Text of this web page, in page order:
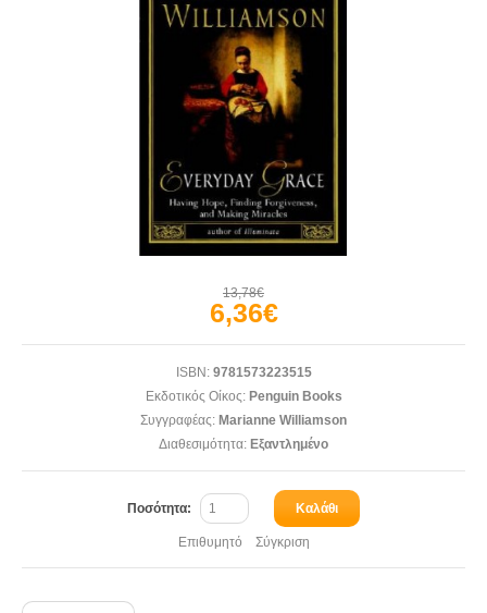
13,78€
6,36€
ISBN:9781573223515
Εκδοτικός Οίκος: Penguin Books
Συγγραφέας: Marianne Williamson
Διαθεσιμότητα: Εξαντλημένο
Ποσότητα: Καλάθι
Επιθυμητό Σύγκριση